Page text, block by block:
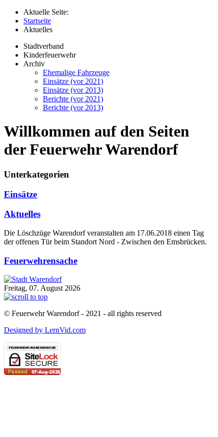
Aktuelle Seite:
Startseite
Aktuelles
Stadtverband
Kinderfeuerwehr
Archiv
Ehemalige Fahrzeuge
Einsätze (vor 2021)
Einsätze (vor 2013)
Berichte (vor 2021)
Berichte (vor 2013)
Willkommen auf den Seiten
der Feuerwehr Warendorf
Unterkategorien
Einsätze
Aktuelles
Die Löschzüge Warendorf veranstalten am 17.06.2018 einen Tag
der offenen Tür beim Standort Nord - Zwischen den Emsbrücken.
Feuerwehrensache
Freitag, 07. August 2026
© Feuerwehr Warendorf - 2021 - all rights reserved
Designed by LernVid.com